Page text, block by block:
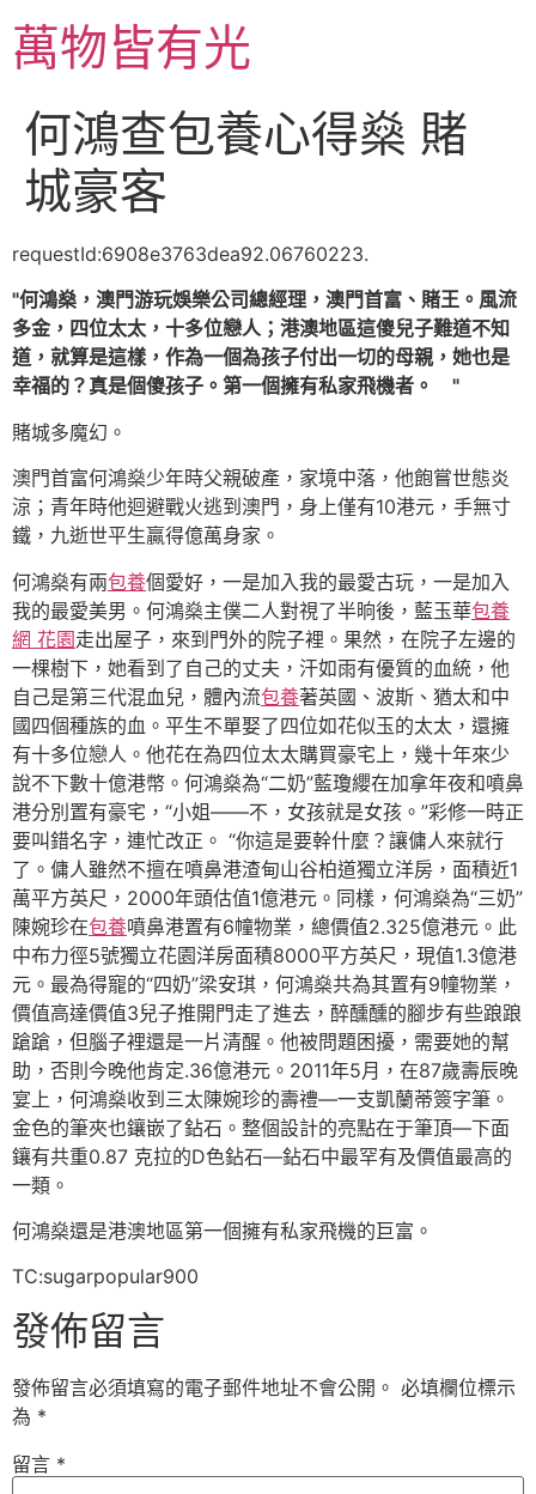
主萬物皆有光
何鴻查包養心得燊 賭
城豪客
requestId:6908e3763dea92.06760223.
何鴻燊，澳門游玩娛樂公司總經理，澳門首富、賭王。風流
多金，四位太太，十多位戀人；港澳地區這傻兒子難道不知
道，就算是這樣，作為一個為孩子付出一切的母親，她也是
幸福的？真是個傻孩子。第一個擁有私家飛機者。
賭城多魔幻。
澳門首富何鴻燊少年時父親破產，家境中落，他飽嘗世態炎
涼；青年時他迴避戰火逃到澳門，身上僅有10港元，手無寸
鐵，九逝世平生贏得億萬身家。
何鴻燊有兩包養個愛好，一是加入我的最愛古玩，一是加入
我的最愛美男。何鴻燊主僕二人對視了半晌後，藍玉華包養
網 花園走出屋子，來到門外的院子裡。果然，在院子左邊的
一棵樹下，她看到了自己的丈夫，汗如雨有優質的血統，他
自己是第三代混血兒，體內流包養著英國、波斯、猶太和中
國四個種族的血。平生不單娶了四位如花似玉的太太，還擁
有十多位戀人。他花在為四位太太購買豪宅上，幾十年來少
說不下數十億港幣。何鴻燊為“二奶”藍瓊纓在加拿年夜和噴鼻
港分別置有豪宅，“小姐——不，女孩就是女孩。”彩修一時正
要叫錯名字，連忙改正。 “你這是要幹什麼？讓傭人來就行
了。傭人雖然不擅在噴鼻港渣甸山谷柏道獨立洋房，面積近1
萬平方英尺，2000年頭估值1億港元。同樣，何鴻燊為“三奶”
陳婉珍在包養噴鼻港置有6幢物業，總價值2.325億港元。此
中布力徑5號獨立花園洋房面積8000平方英尺，現值1.3億港
元。最為得寵的“四奶”梁安琪，何鴻燊共為其置有9幢物業，
價值高達價值3兒子推開門走了進去，醉醺醺的腳步有些踉踉
蹌蹌，但腦子裡還是一片清醒。他被問題困擾，需要她的幫
助，否則今晚他肯定.36億港元。2011年5月，在87歲壽辰晚
宴上，何鴻燊收到三太陳婉珍的壽禮—一支凱蘭蒂簽字筆。
金色的筆夾也鑲嵌了鉆石。整個設計的亮點在于筆頂—下面
鑲有共重0.87 克拉的D色鉆石—鉆石中最罕有及價值最高的
一類。
何鴻燊還是港澳地區第一個擁有私家飛機的巨富。
TC:sugarpopular900
發佈留言
發佈留言必須填寫的電子郵件地址不會公開。 必填欄位標示
為 *
留言 *